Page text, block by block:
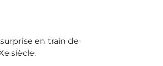
en train de
siècle.